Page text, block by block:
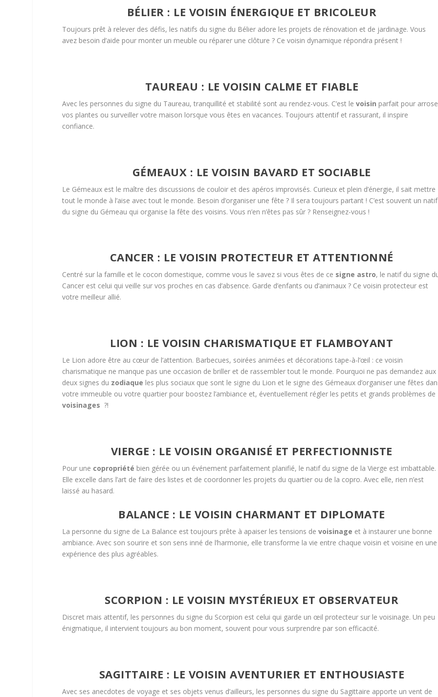
BÉLIER : LE VOISIN ÉNERGIQUE ET BRICOLEUR
Toujours prêt à relever des défis, les natifs du signe du Bélier adore les projets de rénovation et de jardinage. Vous
avez besoin d’aide pour monter un meuble ou réparer une clôture ? Ce voisin dynamique répondra présent !
TAUREAU : LE VOISIN CALME ET FIABLE
Avec les personnes du signe du Taureau, tranquillité et stabilité sont au rendez-vous. C’est levoisin parfait pour
vos plantes ou surveiller votre maison lorsque vous êtes en vacances. Toujours attentif et rassurant, il inspire
confiance.
GÉMEAUX : LE VOISIN BAVARD ET SOCIABLE
Le Gémeaux est le maître des discussions de couloir et des apéros improvisés. Curieux et plein d’énergie, il sait mettre
tout le monde à l’aise avec tout le monde. Besoin d’organiser une fête ? Il sera toujours partant ! C’est souvent un natif
du signe du Gémeau qui organise la fête des voisins. Vous n’en n’êtes pas sûr ? Renseignez-vous !
CANCER : LE VOISIN PROTECTEUR ET ATTENTIONNÉ
Centré sur la famille et le cocon domestique, comme vous le savez si vous êtes de ce signe astro, le natif du signe
Cancer est celui qui veille sur vos proches en cas d’absence. Garde d’enfants ou d’animaux ? Ce voisin protecteur est
votre meilleur allié.
LION : LE VOISIN CHARISMATIQUE ET FLAMBOYANT
Le Lion adore être au cœur de l’attention. Barbecues, soirées animées et décorations tape-à-l’œil : ce voisin
charismatique ne manque pas une occasion de briller et de rassembler tout le monde. Pourquoi ne pas demandez aux
deux signes du zodiaque les plus sociaux que sont le signe du Lion et le signe des Gémeaux d’organiser une fêtes
votre immeuble ou votre quartier pour boostez l’ambiance et, éventuellement régler les petits et grands problèmes de
voisinages ?!
VIERGE : LE VOISIN ORGANISÉ ET PERFECTIONNISTE
Pour une copropriété bien gérée ou un événement parfaitement planifié, le natif du signe de la Vierge est imbattable.
Elle excelle dans l’art de faire des listes et de coordonner les projets du quartier ou de la copro. Avec elle, rien n’est
laissé au hasard.
BALANCE : LE VOISIN CHARMANT ET DIPLOMATE
La personne du signe de La Balance est toujours prête à apaiser les tensions devoisinage et à instaurer une bonne
ambiance. Avec son sourire et son sens inné de l’harmonie, elle transforme la vie entre chaque voisin et voisine en une
expérience des plus agréables.
SCORPION : LE VOISIN MYSTÉRIEUX ET OBSERVATEUR
Discret mais attentif, les personnes du signe du Scorpion est celui qui garde un œil protecteur sur le voisinage. Un peu
énigmatique, il intervient toujours au bon moment, souvent pour vous surprendre par son efficacité.
SAGITTAIRE : LE VOISIN AVENTURIER ET ENTHOUSIASTE
Avec ses anecdotes de voyage et ses objets venus d’ailleurs, les personnes du signe du Sagittaire apporte un vent de